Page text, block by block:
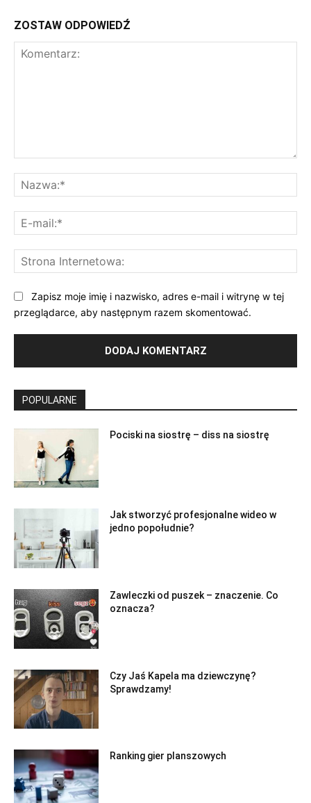
ZOSTAW ODPOWIEDŹ
Zapisz moje imię i nazwisko, adres e-mail i witrynę w tej
przeglądarce, aby następnym razem skomentować.
POPULARNE
Pociski na siostrę – diss na siostrę
Jak stworzyć profesjonalne wideo w
jedno popołudnie‍?
Zawleczki od puszek – znaczenie. Co
oznacza?
Czy Jaś Kapela ma dziewczynę?
Sprawdzamy!
Ranking gier planszowych